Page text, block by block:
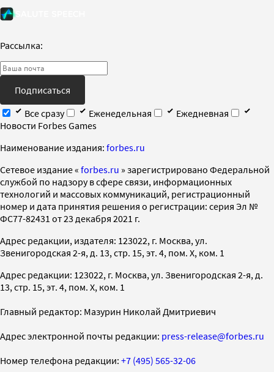
Рассылка:
Подписаться
Все сразу
Еженедельная
Ежедневная
Новости Forbes Games
Наименование издания: forbes.ru
Cетевое издание « forbes.ru » зарегистрировано Федеральной
службой по надзору в сфере связи, информационных
технологий и массовых коммуникаций, регистрационный
номер и дата принятия решения о регистрации: серия Эл №
ФС77-82431 от 23 декабря 2021 г.
Адрес редакции, издателя: 123022, г. Москва, ул.
Звенигородская 2-я, д. 13, стр. 15, эт. 4, пом. X, ком. 1
Адрес редакции: 123022, г. Москва, ул. Звенигородская 2-я, д.
13, стр. 15, эт. 4, пом. X, ком. 1
Главный редактор: Мазурин Николай Дмитриевич
Адрес электронной почты редакции: press-release@forbes.ru
Номер телефона редакции: +7 (495) 565-32-06